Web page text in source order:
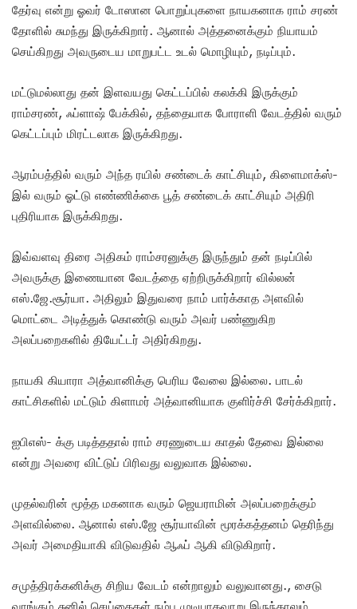
தேர்வு என்று ஓவர் டோஸான பொறுப்புகளை நாயகனாக ராம் சரண்
தோளில் சுமந்து இருக்கிறார். ஆனால் அத்தனைக்கும் நியாயம்
செய்கிறது அவருடைய மாறுபட்ட உடல் மொழியும், நடிப்பும்.
மட்டுமல்லாது தன் இளவயது கெட்டப்பில் கலக்கி இருக்கும்
ராம்சரண், ஃப்ளாஷ் பேக்கில், தந்தையாக போராளி வேடத்தில் வரும்
கெட்டப்பும் மிரட்டலாக இருக்கிறது.
ஆரம்பத்தில் வரும் அந்த ரயில் சண்டைக் காட்சியும், கிளைமாக்ஸ்-
இல் வரும் ஓட்டு எண்ணிக்கை பூத் சண்டைக் காட்சியும் அதிரி
புதிரியாக இருக்கிறது.
இவ்வளவு திரை அதிகம் ராம்சரனுக்கு இருந்தும் தன் நடிப்பில்
அவருக்கு இணையான வேடத்தை ஏற்றிருக்கிறார் வில்லன்
எஸ்.ஜே.சூர்யா. அதிலும் இதுவரை நாம் பார்க்காத அளவில்
மொட்டை அடித்துக் கொண்டு வரும் அவர் பண்ணுகிற
அலப்பறைகளில் தியேட்டர் அதிர்கிறது.
நாயகி கியாரா அத்வானிக்கு பெரிய வேலை இல்லை. பாடல்
காட்சிகளில் மட்டும் கிளாமர் அத்வானியாக குளிர்ச்சி சேர்க்கிறார்.
ஐபிஎஸ்- க்கு படித்ததால் ராம் சரணுடைய காதல் தேவை இல்லை
என்று அவரை விட்டுப் பிரிவது வலுவாக இல்லை.
முதல்வரின் மூத்த மகனாக வரும் ஜெயராமின் அலப்பறைக்கும்
அளவில்லை. ஆனால் எஸ்.ஜே சூர்யாவின் மூரக்கத்தனம் தெரிந்து
அவர் அமைதியாகி விடுவதில் ஆஃப் ஆகி விடுகிறார்.
சமுத்திரக்கனிக்கு சிறிய வேடம் என்றாலும் வலுவானது., சைடு
வாங்கும் சுனில் செய்கைகள் நம்ப முடியாதவாறு இருந்தாலும்